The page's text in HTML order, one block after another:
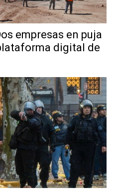
empresas en puja
digital de